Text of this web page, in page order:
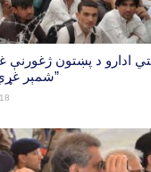
شمېر غړي نیولي دي”